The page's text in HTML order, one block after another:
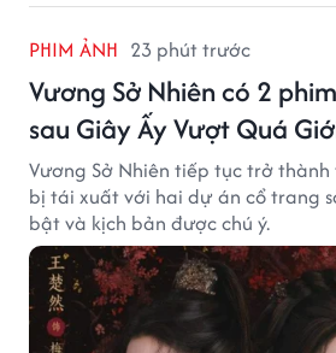
PHIM ẢNH 23 phút trước
Vương Sở Nhiên có 2
sau Giây Ấy Vượt Quá
Vương Sở Nhiên tiếp tục trở
bị tái xuất với hai dự án cổ trang
bật và kịch bản được chú ý.